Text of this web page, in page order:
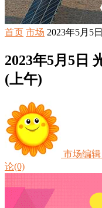
首页 市场 2023年5月5
2023年5月5日
(上午)
市场编辑
论(0)